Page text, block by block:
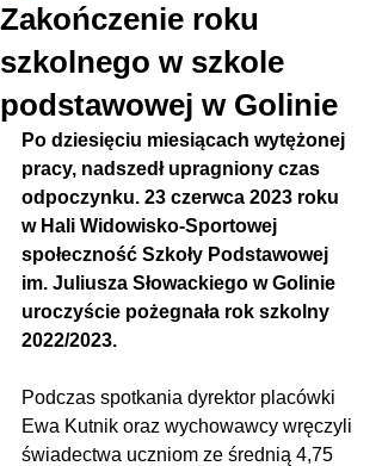
Zakończenie roku
szkolnego w szkole
podstawowej w Golinie
Po dziesięciu miesiącach wytężonej
pracy, nadszedł upragniony czas
odpoczynku. 23 czerwca 2023 roku
w Hali Widowisko-Sportowej
społeczność Szkoły Podstawowej
im. Juliusza Słowackiego w Golinie
uroczyście pożegnała rok szkolny
2022/2023.
Podczas spotkania dyrektor placówki
Ewa Kutnik oraz wychowawcy wręczyli
świadectwa uczniom ze średnią 4,75